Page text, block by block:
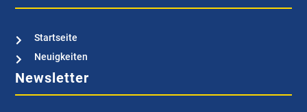
 Startseite
 Neuigkeiten
Newsletter